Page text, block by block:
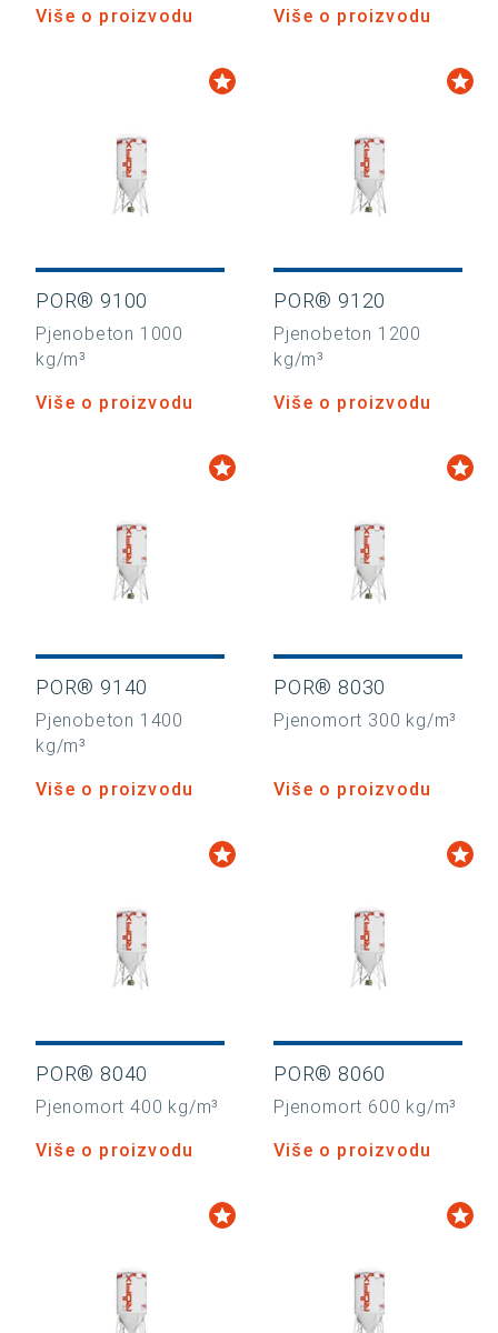
Više o proizvodu Više o proizvodu
POR® 9100
Pjenobeton 1000
kg/m³
Više o proizvodu
POR® 9120
Pjenobeton 1200
kg/m³
Više o proizvodu
POR® 9140
Pjenobeton 1400
kg/m³
Više o proizvodu
POR® 8030
Pjenomort 300 kg/m³
Više o proizvodu
POR® 8040
Pjenomort 400 kg/m³
Više o proizvodu
POR® 8060
Pjenomort 600 kg/m³
Više o proizvodu